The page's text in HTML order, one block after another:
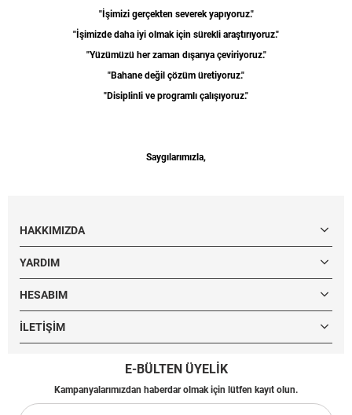
"İşimizi gerçekten severek yapıyoruz."
"İşimizde daha iyi olmak için sürekli araştırıyoruz."
"Yüzümüzü her zaman dışarıya çeviriyoruz."
"Bahane değil çözüm üretiyoruz."
"Disiplinli ve programlı çalışıyoruz."
Saygılarımızla,
HAKKIMIZDA
YARDIM
HESABIM
İLETIŞIM
E-BÜLTEN ÜYELİK
Kampanyalarımızdan haberdar olmak için lütfen kayıt olun.